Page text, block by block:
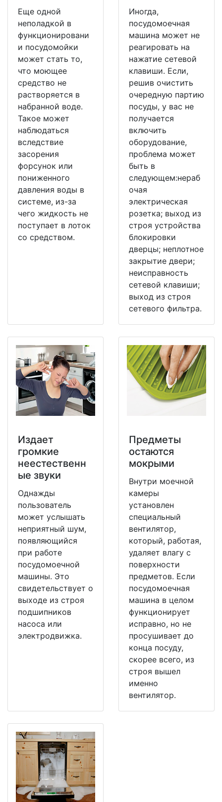
Еще одной
неполадкой в
функционировани
и посудомойки
может стать то,
что моющее
средство не
растворяется в
набранной воде.
Такое может
наблюдаться
вследствие
засорения
форсунок или
пониженного
давления воды в
системе, из-за
чего жидкость не
поступает в лоток
со средством.
Иногда,
посудомоечная
машина может не
реагировать на
нажатие сетевой
клавиши. Если,
решив очистить
очередную партию
посуды, у вас не
получается
включить
оборудование,
проблема может
быть в
следующем:нераб
очая
электрическая
розетка; выход из
строя устройства
блокировки
дверцы; неплотное
закрытие двери;
неисправность
сетевой клавиши;
выход из строя
сетевого фильтра.
Издает
громкие
неестественн
ые звуки
Однажды
пользователь
может услышать
неприятный шум,
появляющийся
при работе
посудомоечной
машины. Это
свидетельствует о
выходе из строя
подшипников
насоса или
электродвижка.
Предметы
остаются
мокрыми
Внутри моечной
камеры
установлен
специальный
вентилятор,
который, работая,
удаляет влагу с
поверхности
предметов. Если
посудомоечная
машина в целом
функционирует
исправно, но не
просушивает до
конца посуду,
скорее всего, из
строя вышел
именно
вентилятор.